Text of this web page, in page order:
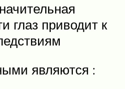
глаз приводит к
являются :